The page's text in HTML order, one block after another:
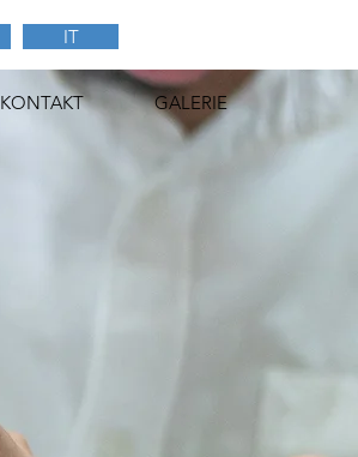
IT
KONTAKT GALERIE